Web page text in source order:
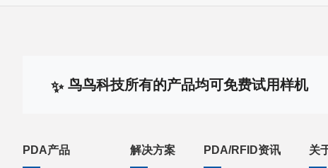
鸟鸟科技所有的产品均可免费试用样机
PDA产品 解决方案 PDA/RFID资讯 关